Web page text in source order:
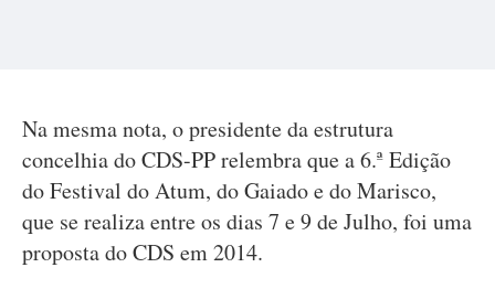
Na mesma nota, o presidente da estrutura
concelhia do CDS-PP relembra que a 6.ª Edição
do Festival do Atum, do Gaiado e do Marisco,
que se realiza entre os dias 7 e 9 de Julho, foi uma
proposta do CDS em 2014.